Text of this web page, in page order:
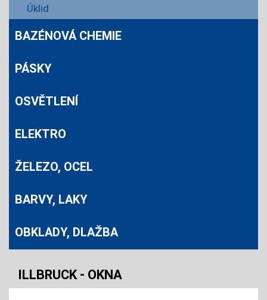
Úklid
BAZÉNOVÁ CHEMIE
PÁSKY
OSVĚTLENÍ
ELEKTRO
ŽELEZO, OCEL
BARVY, LAKY
OBKLADY, DLAŽBA
ILLBRUCK - OKNA